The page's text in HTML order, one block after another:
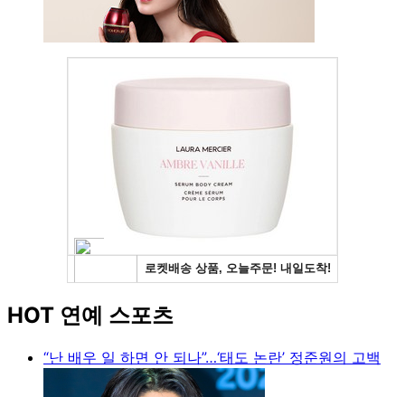
HOT 연예 스포츠
“난 배우 일 하면 안 되나”…‘태도 논란’ 정준원의 고백